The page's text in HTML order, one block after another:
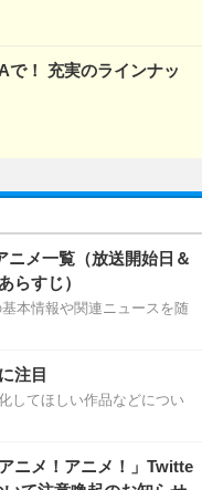
で！ 充実のラインナッ
ニメ一覧（放送開始日＆
らすじ）
本情報や関連ニュースを随
注目
してほしい作品などについ
ニメ！アニメ！」Twitte